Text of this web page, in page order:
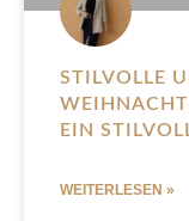
STILVOLLE
EIN
WEITERLESEN »